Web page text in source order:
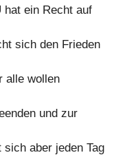
hat ein Recht auf
sich den Frieden
alle wollen
und zur
aber jeden Tag